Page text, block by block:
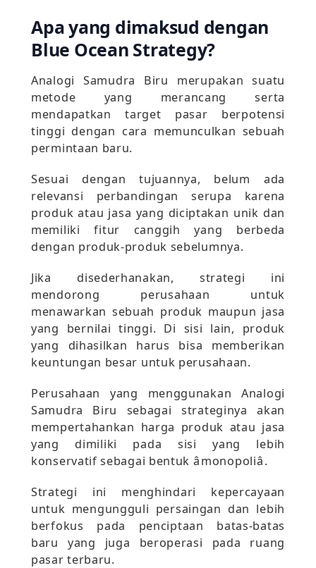
Apa yang dimaksud dengan
Blue Ocean Strategy?
Analogi Samudra Biru merupakan suatu
metode yang merancang serta
mendapatkan target pasar berpotensi
tinggi dengan cara memunculkan sebuah
permintaan baru.
Sesuai dengan tujuannya, belum ada
relevansi perbandingan serupa karena
produk atau jasa yang diciptakan unik dan
memiliki fitur canggih yang berbeda
dengan produk-produk sebelumnya.
Jika disederhanakan, strategi ini
mendorong perusahaan untuk
menawarkan sebuah produk maupun jasa
yang bernilai tinggi. Di sisi lain, produk
yang dihasilkan harus bisa memberikan
keuntungan besar untuk perusahaan.
Perusahaan yang menggunakan Analogi
Samudra Biru sebagai strateginya akan
mempertahankan harga produk atau jasa
yang dimiliki pada sisi yang lebih
konservatif sebagai bentuk âmonopoliâ.
Strategi ini menghindari kepercayaan
untuk mengungguli persaingan dan lebih
berfokus pada penciptaan batas-batas
baru yang juga beroperasi pada ruang
pasar terbaru.